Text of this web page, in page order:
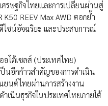
รษฐกิจไทยและการเปลี่ยนผ่านสู่
REEV Max AWD ตอกย้ำ
ซน์อัจฉริยะ และประสบการณ์
โต้เซลส์ (ประเทศไทย)
นอีกก้าวสำคัญของการดำเนิน
ยนต์ไทยผ่านการสร้างงาน
เนินธุรกิจในประเทศไทยภายใต้